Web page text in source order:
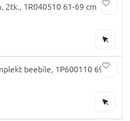
2tk., 1R040510 61-69 cm
beebile, 1P600110 69-